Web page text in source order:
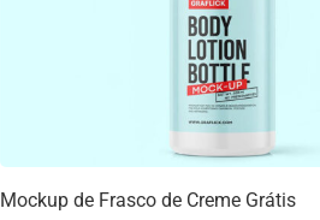
Mockup de Frasco de Creme Grátis